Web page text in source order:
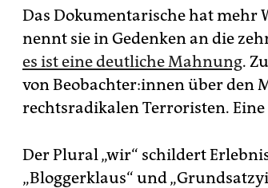
Das Dokumentarische hat mehr
nennt sie in Gedenken an die
es ist eine deutliche Mahnung.
von Be­ob­ach­te­r:in­nen über den
rechtsradikalen Terroristen.
Der Plural „wir“ schildert
„Bloggerklaus“ und